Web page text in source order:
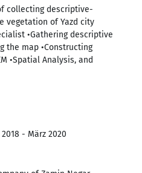
collecting descriptive-
vegetation of Yazd city
•Gathering descriptive
the map •Constructing
•Spatial Analysis, and
- März 2020